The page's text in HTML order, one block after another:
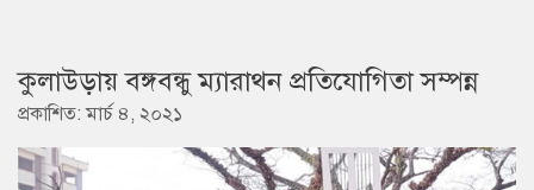
কুলাউড়ায় বঙ্গবন্ধু ম্যারাথন প্রতিযোগিতা সম্পন্ন
প্রকাশিত: মার্চ ৪, ২০২১